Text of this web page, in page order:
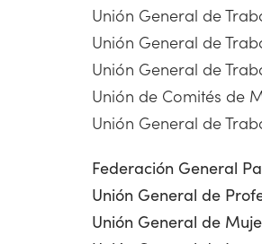
Unión General de
Unión General de
Unión General de
Unión de Comités de
Unión General de
Federación General
Unión General de
Unión General de